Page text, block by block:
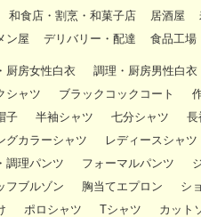
和食店・割烹・和菓子店 居酒屋
ン屋
デリバリー・配達 食品工場
厨房女性白衣
調理・厨房男性白衣
シャツ
ブラックコックコート
子
半袖シャツ 七分シャツ
長
グカラーシャツ
レディースシャツ
調理パンツ
フォーマルパンツ
フブルゾン
胸当てエプロン
シ
ポロシャツ Tシャツ
カット